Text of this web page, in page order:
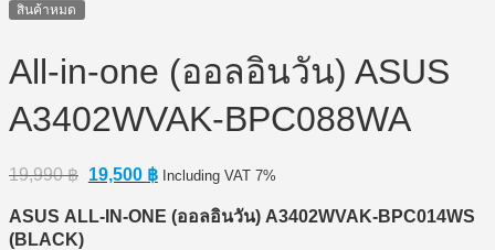
สินค้าหมด
All-in-one (ออลอินวัน) ASUS
A3402WVAK-BPC088WA
19,990฿ Original
was:
19,500 ฿Current
is:
Including VAT 7%
ASUS ALL-IN-ONE (ออลอินวัน) A3402WVAK-BPC014WS
(BLACK)